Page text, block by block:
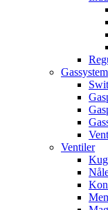
Gassystem
Ventiler